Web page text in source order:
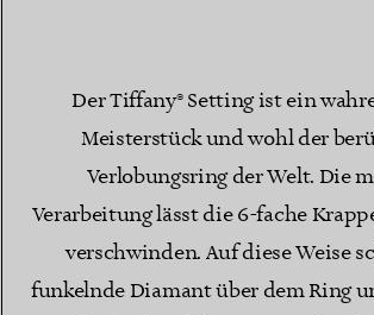
Der Tiffany® Setting ist ein
Meisterstück und wohl der
Verlobungsring der Welt. Die
Verarbeitung lässt die 6-fache
verschwinden. Auf diese Weise
funkelnde Diamant über dem Ring